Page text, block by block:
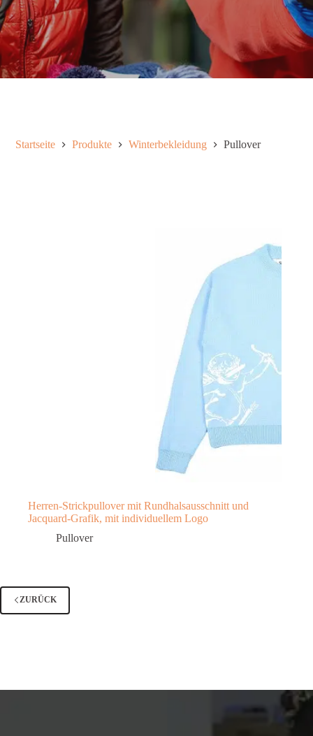
Startseite Produkte Winterbekleidung Pullover
Herren-Strickpullover mit Rundhalsausschnitt und
Jacquard-Grafik, mit individuellem Logo
Pullover
ZURÜCK